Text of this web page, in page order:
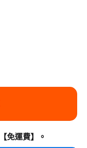
【免運費】 。